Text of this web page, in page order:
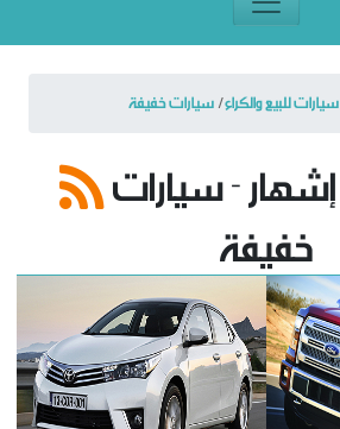
تسجيل الدخول
نسيت كلمة المرور
سيارات للبيع والكراء سيارات خفيفة
إعلانات و إشهار - سيارات
خفيفة